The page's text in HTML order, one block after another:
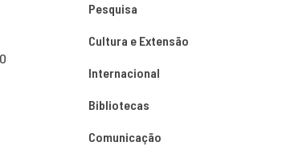
Pesquisa
Cultura e Extensão
Internacional
Bibliotecas
Comunicação